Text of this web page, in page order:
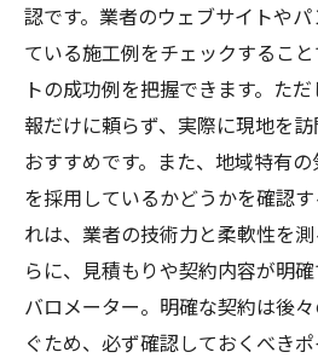
認です。業者のウェブサイトや
ている施工例をチェックするこ
トの成功例を把握できます。た
報だけに頼らず、実際に現地を
おすすめです。また、地域特有
を採用しているかどうかを確認
れは、業者の技術力と柔軟性を
らに、見積もりや契約内容が明
バロメーター。明確な契約は後
ぐため、必ず確認しておくべきポ